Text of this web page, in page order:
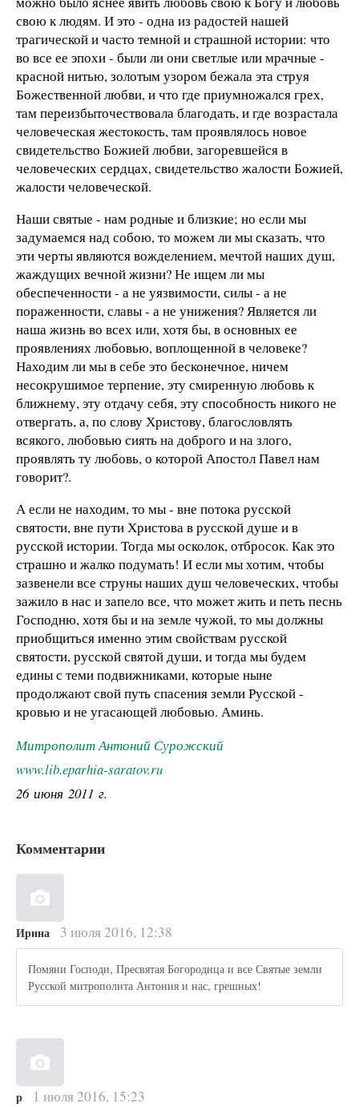
свою к людям. И это - одна из радостей нашей
трагической и часто темной и страшной истории: что
во все ее эпохи - были ли они светлые или мрачные -
красной нитью, золотым узором бежала эта струя
Божественной любви, и что где приумножался грех,
там переизбыточествовала благодать, и где возрастала
человеческая жестокость, там проявлялось новое
свидетельство Божией любви, загоревшейся в
человеческих сердцах, свидетельство жалости Божией,
жалости человеческой.
Наши святые - нам родные и близкие; но если мы
задумаемся над собою, то можем ли мы сказать, что
эти черты являются вожделением, мечтой наших душ,
жаждущих вечной жизни? Не ищем ли мы
обеспеченности - а не уязвимости, силы - а не
пораженности, славы - а не унижения? Является ли
наша жизнь во всех или, хотя бы, в основных ее
проявлениях любовью, воплощенной в человеке?
Находим ли мы в себе это бесконечное, ничем
несокрушимое терпение, эту смиренную любовь к
ближнему, эту отдачу себя, эту способность никого не
отвергать, а, по слову Христову, благословлять
всякого, любовью сиять на доброго и на злого,
проявлять ту любовь, о которой Апостол Павел нам
говорит?.
А если не находим, то мы - вне потока русской
святости, вне пути Христова в русской душе и в
русской истории. Тогда мы осколок, отбросок. Как это
страшно и жалко подумать! И если мы хотим, чтобы
зазвенели все струны наших душ человеческих, чтобы
зажило в нас и запело все, что может жить и петь песнь
Господню, хотя бы и на земле чужой, то мы должны
приобщиться именно этим свойствам русской
святости, русской святой души, и тогда мы будем
едины с теми подвижниками, которые ныне
продолжают свой путь спасения земли Русской -
кровью и не угасающей любовью. Аминь.
Митрополит Антоний Сурожский
www.lib.eparhia-saratov.ru
26 июня 2011 г.
Комментарии
Ирина 3 июля 2016, 12:38
Помяни Господи, Пресвятая Богородица и все Святые земли
Русской митрополита Антония и нас, грешных!
р 1 июля 2016, 15:23